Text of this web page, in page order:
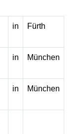
in Fürth
in München
in München